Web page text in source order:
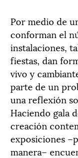
Por medio de
conforman el
instalaciones,
fiestas, dan
vivo y
parte de un
una reflexión
Haciendo gala
creación
exposiciones
manera–